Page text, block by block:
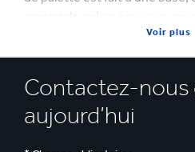
couvercle qui se pose sur
fournir le niveau de résistance
répondre aux exigences
sur les voies terrestres ou
Voir plus
Contactez-nous
aujourd’hui